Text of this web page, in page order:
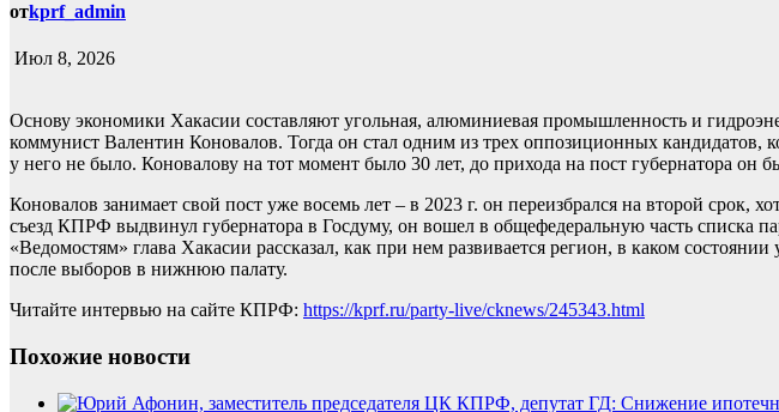
отkprf_admin
Июл 8, 2026
Основу экономики Хакасии составляют угольная, алюминиевая промышленность и
коммунист Валентин Коновалов. Тогда он стал одним из трех оппозиционных
у него не было. Коновалову на тот момент было 30 лет, до прихода на пост губернатора
Коновалов занимает свой пост уже восемь лет – в 2023 г. он переизбрался на второй
съезд КПРФ выдвинул губернатора в Госдуму, он вошел в общефедеральную часть списка
«Ведомостям» глава Хакасии рассказал, как при нем развивается регион, в каком
после выборов в нижнюю палату.
Читайте интервью на сайте КПРФ: https://kprf.ru/party-live/cknews/245343.html
Похожие новости